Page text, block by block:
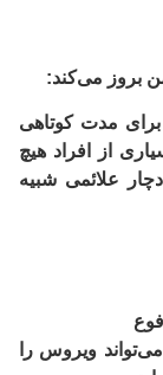
بروز می‌کند:
مدت کوتاهی
از افراد هیچ
علائمی شبیه
ویروس را